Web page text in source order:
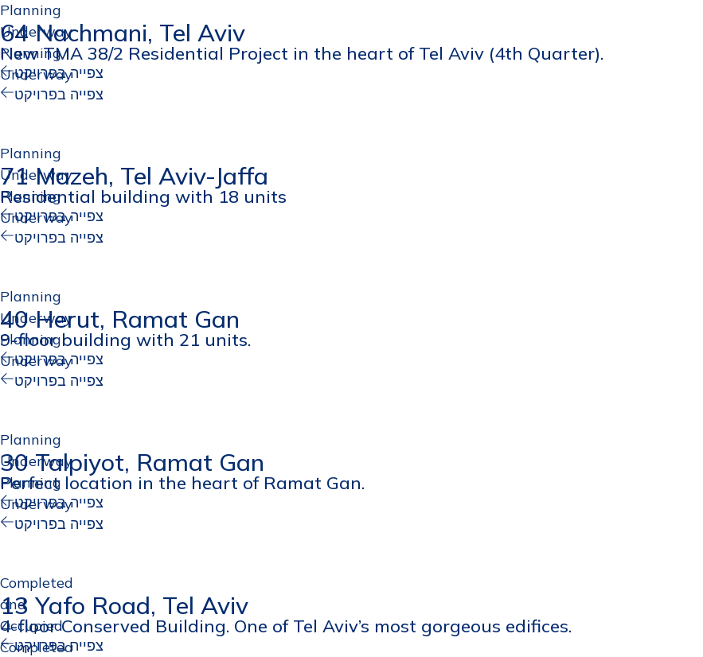
Planning
Underway
Planning
Underway
64 Nachmani, Tel Aviv
New TMA 38/2 Residential Project in the heart of Tel Aviv (4th Quarter).
צפייה בפרויקט
צפייה בפרויקט
Planning
Underway
Planning
Underway
71 Mazeh, Tel Aviv-Jaffa
Residential building with 18 units
צפייה בפרויקט
צפייה בפרויקט
Planning
Underway
Planning
Underway
40 Herut, Ramat Gan
9-floor building with 21 units.
צפייה בפרויקט
צפייה בפרויקט
Planning
Underway
Planning
Underway
30 Talpiyot, Ramat Gan
Perfect location in the heart of Ramat Gan.
צפייה בפרויקט
צפייה בפרויקט
Completed
and
Occupied
Completed
13 Yafo Road, Tel Aviv
4-floor Conserved Building. One of Tel Aviv’s most gorgeous edifices.
צפייה בפרויקט